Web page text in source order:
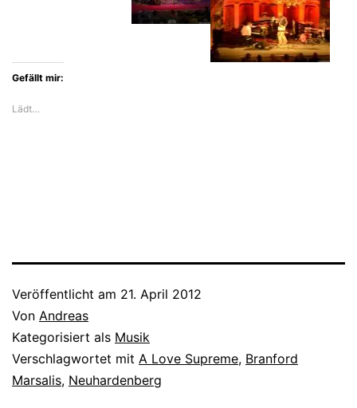
Gefällt mir:
Lädt…
Veröffentlicht am 21. April 2012
Von Andreas
Kategorisiert als Musik
Verschlagwortet mit A Love Supreme, Branford
Marsalis, Neuhardenberg